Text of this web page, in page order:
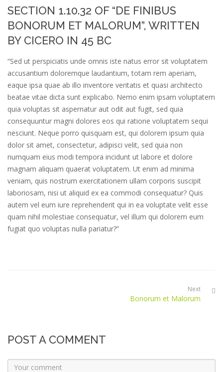
SECTION 1.10.32 OF “DE FINIBUS
BONORUM ET MALORUM”, WRITTEN
BY CICERO IN 45 BC
“Sed ut perspiciatis unde omnis iste natus error sit voluptatem
accusantium doloremque laudantium, totam rem aperiam,
eaque ipsa quae ab illo inventore veritatis et quasi architecto
beatae vitae dicta sunt explicabo. Nemo enim ipsam voluptatem
quia voluptas sit aspernatur aut odit aut fugit, sed quia
consequuntur magni dolores eos qui ratione voluptatem sequi
nesciunt. Neque porro quisquam est, qui dolorem ipsum quia
dolor sit amet, consectetur, adipisci velit, sed quia non
numquam eius modi tempora incidunt ut labore et dolore
magnam aliquam quaerat voluptatem. Ut enim ad minima
veniam, quis nostrum exercitationem ullam corporis suscipit
laboriosam, nisi ut aliquid ex ea commodi consequatur? Quis
autem vel eum iure reprehenderit qui in ea voluptate velit esse
quam nihil molestiae consequatur, vel illum qui dolorem eum
fugiat quo voluptas nulla pariatur?”
Next
Bonorum et Malorum
POST A COMMENT